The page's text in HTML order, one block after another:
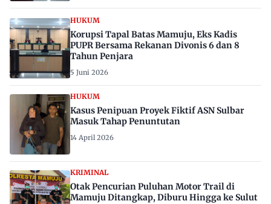
HUKUM
Korupsi Tapal Batas Mamuju, Eks Kadis
PUPR Bersama Rekanan Divonis 6 dan 8
Tahun Penjara
5 Juni 2026
HUKUM
Kasus Penipuan Proyek Fiktif ASN Sulbar
Masuk Tahap Penuntutan
14 April 2026
KRIMINAL
Otak Pencurian Puluhan Motor Trail di
Mamuju Ditangkap, Diburu Hingga ke Sulut